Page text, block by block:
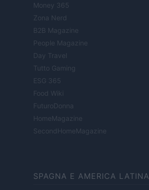
Money 365
Zona Nerd
B2B Magazine
People Magazine
Day Travel
Tutto Gaming
ESG 365
Food Wiki
FuturoDonna
HomeMagazine
SecondHomeMagazine
SPAGNA E AMERICA LATINA